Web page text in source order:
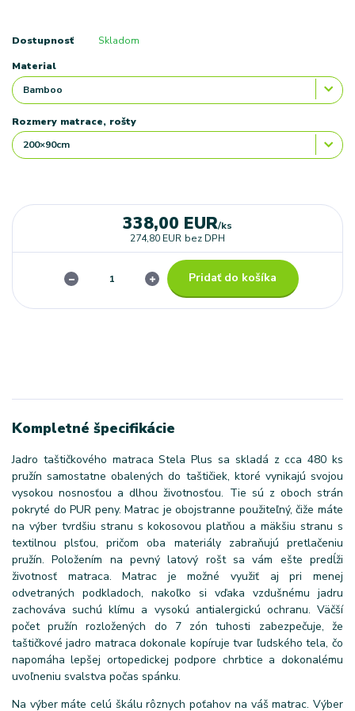
Dostupnosť Skladom
Material
Rozmery matrace, rošty
338,00 EUR/ks
274,80 EUR bez DPH
Pridať do košíka
Kompletné špecifikácie
Jadro taštičkového matraca Stela Plus sa skladá z cca 480 ks
pružín samostatne obalených do taštičiek, ktoré vynikajú svojou
vysokou nosnosťou a dlhou životnosťou. Tie sú z oboch strán
pokryté do PUR peny. Matrac je obojstranne použiteľný, čiže máte
na výber tvrdšiu stranu s kokosovou platňou a mäkšiu stranu s
textilnou plsťou, pričom oba materiály zabraňujú pretlačeniu
pružín. Položením na pevný latový rošt sa vám ešte predĺži
životnosť matraca. Matrac je možné využiť aj pri menej
odvetraných podkladoch, nakoľko si vďaka vzdušnému jadru
zachováva suchú klímu a vysokú antialergickú ochranu. Väčší
počet pružín rozložených do 7 zón tuhosti zabezpečuje, že
taštičkové jadro matraca dokonale kopíruje tvar ľudského tela, čo
napomáha lepšej ortopedickej podpore chrbtice a dokonalému
uvoľneniu svalstva počas spánku.
Na výber máte celú škálu rôznych poťahov na váš matrac. Výber